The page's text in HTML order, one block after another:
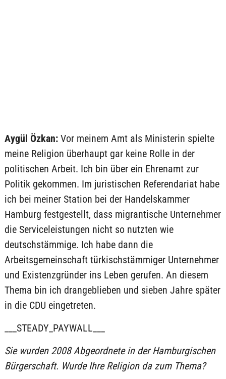
Aygül Özkan:Vor meinem Amt als Ministerin spielte
meine Religion überhaupt gar keine Rolle in der
politischen Arbeit. Ich bin über ein Ehrenamt zur
Politik gekommen. Im juristischen Referendariat habe
ich bei meiner Station bei der Handelskammer
Hamburg festgestellt, dass migrantische Unternehmer
die Serviceleistungen nicht so nutzten wie
deutschstämmige. Ich habe dann die
Arbeitsgemeinschaft türkischstämmiger Unternehmer
und Existenzgründer ins Leben gerufen. An diesem
Thema bin ich drangeblieben und sieben Jahre später
in die CDU eingetreten.
___STEADY_PAYWALL___
Sie wurden 2008 Abgeordnete in der Hamburgischen
Bürgerschaft. Wurde Ihre Religion da zum Thema?